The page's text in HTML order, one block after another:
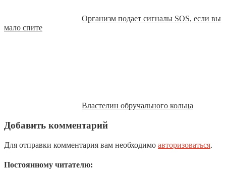
Организм подает сигналы SOS, если вы
мало спите
Властелин обручального кольца
Добавить комментарий
Для отправки комментария вам необходимо авторизоваться.
Постоянному читателю: